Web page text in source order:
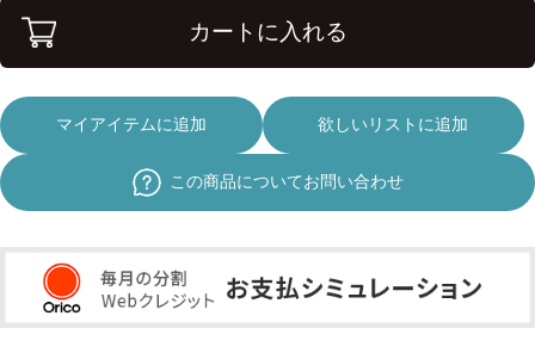
カートに入れる
マイアイテムに追加 欲しいリストに追加
この商品についてお問い合わせ